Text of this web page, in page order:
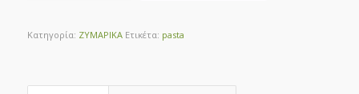
Κατηγορία: ΖΥΜΑΡΙΚΑ Ετικέτα: pasta